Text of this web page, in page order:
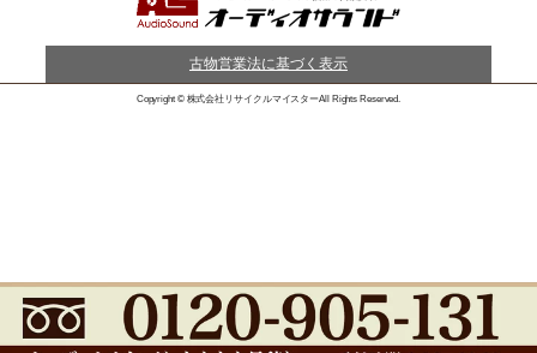
古物営業法に基づく表示
Copyright © 株式会社リサイクルマイスターAll Rights Reserved.